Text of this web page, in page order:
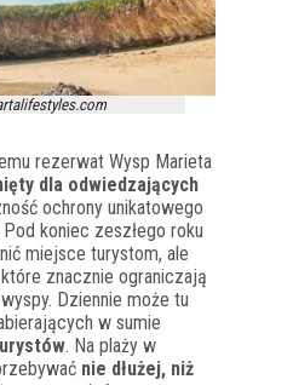
rezerwat Wysp Marieta
dla odwiedzających
ochrony unikatowego
koniec zeszłego roku
miejsce turystom, ale
znacznie ograniczają
Dziennie może tu
w sumie
. Na plaży w
nie dłużej, niż